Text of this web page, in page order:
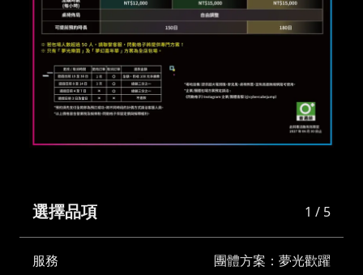
選擇品項 1 / 5
服務
團體方案：夢光歡躍